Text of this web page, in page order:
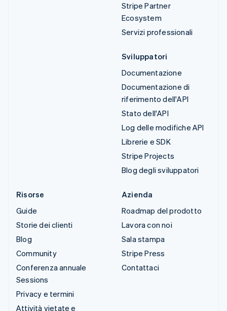
Stripe Partner
Ecosystem
Servizi professionali
Sviluppatori
Documentazione
Documentazione di
riferimento dell'API
Stato dell'API
Log delle modifiche API
Librerie e SDK
Stripe Projects
Blog degli sviluppatori
Risorse
Guide
Storie dei clienti
Blog
Community
Conferenza annuale
Sessions
Privacy e termini
Attività vietate e
Azienda
Roadmap del prodotto
Lavora con noi
Sala stampa
Stripe Press
Contattaci